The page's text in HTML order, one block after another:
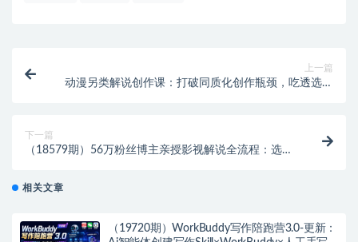
上一篇
动漫另类解说创作课：打破同质化创作瓶颈，吃透选题
下一篇
（18579期）56万粉丝博主亲授影视解说全流程：选片
相关文章
（19720期）WorkBuddy写作陪跑营3.0-更新：